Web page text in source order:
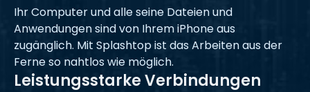
Ihr Computer und alle seine Dateien und
Anwendungen sind von Ihrem iPhone aus
zugänglich. Mit Splashtop ist das Arbeiten aus der
Ferne so nahtlos wie möglich.
Leistungsstarke Verbindungen